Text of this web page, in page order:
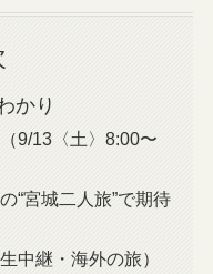
かり
9/13〈土〉8:00〜
“宮城二人旅”で期待
中継・海外の旅）